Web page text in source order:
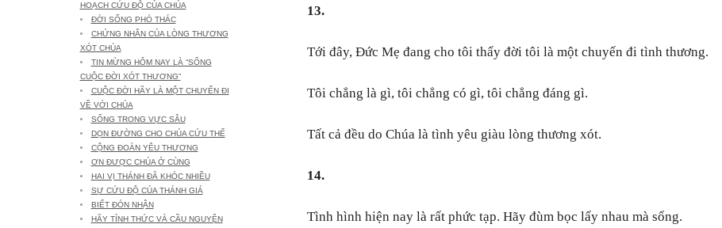
HOẠCH CỨU ĐỘ CỦA CHÚA
ĐỜI SỐNG PHÓ THÁC
CHỨNG NHÂN CỦA LÒNG THƯƠNG
XÓT CHÚA
TIN MỪNG HÔM NAY LÀ “SỐNG
CUỘC ĐỜI XÓT THƯƠNG”
CUỘC ĐỜI HÃY LÀ MỘT CHUYẾN ĐI
VỀ VỚI CHÚA
SỐNG TRONG VỰC SÂU
DỌN ĐƯỜNG CHO CHÚA CỨU THẾ
CỘNG ĐOÀN YÊU THƯƠNG
ƠN ĐƯỢC CHÚA Ở CÙNG
HAI VỊ THÁNH ĐÃ KHÓC NHIỀU
SỰ CỨU ĐỘ CỦA THÁNH GIÁ
BIẾT ĐÓN NHẬN
HÃY TỈNH THỨC VÀ CẦU NGUYỆN
13.
Tới đây, Đức Mẹ đang cho tôi thấy đời tôi là một chuyến đi tình thương.
Tôi chẳng là gì, tôi chẳng có gì, tôi chẳng đáng gì.
Tất cả đều do Chúa là tình yêu giàu lòng thương xót.
14.
Tình hình hiện nay là rất phức tạp. Hãy đùm bọc lấy nhau mà sống.